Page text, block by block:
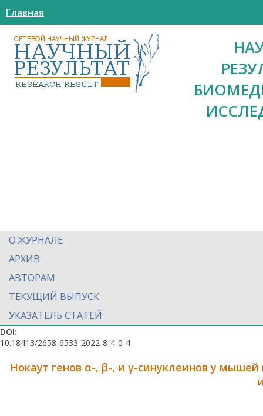
Главная
О ЖУРНАЛЕ
АРХИВ
АВТОРАМ
ТЕКУЩИЙ ВЫПУСК
УКАЗАТЕЛЬ СТАТЕЙ
DOI:
10.18413/2658-6533-2022-8-4-0-4
Нокаут генов α-, β-, и γ-синуклеинов у